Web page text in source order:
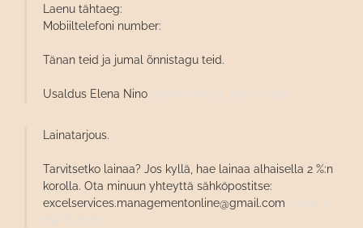
Laenu tähtaeg:
Mobiiltelefoni number:
Tänan teid ja jumal õnnistagu teid.
Usaldus Elena Nino
Lainatarjous.
Tarvitsetko lainaa? Jos kyllä, hae lainaa alhaisella 2 %:n
korolla. Ota minuun yhteyttä sähköpostitse:
excelservices.managementonline@gmail.com